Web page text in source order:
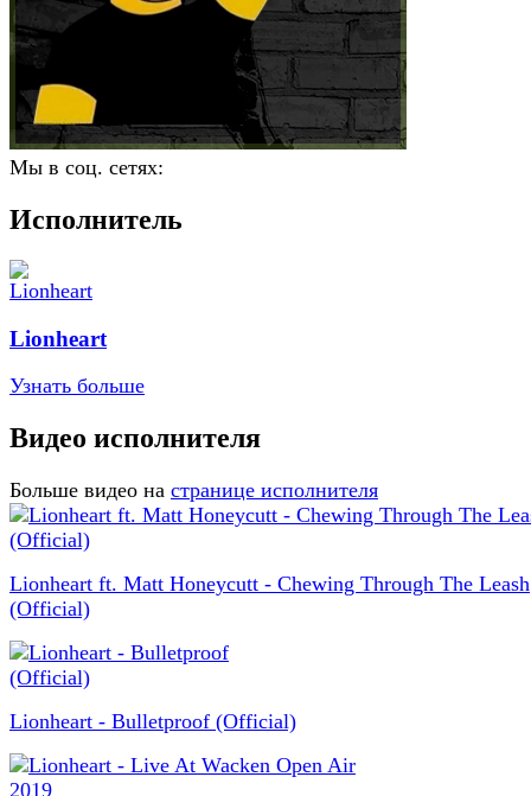
Мы в соц. сетях:
Исполнитель
Lionheart
Узнать больше
Видео исполнителя
Больше видео на странице исполнителя
Lionheart ft. Matt Honeycutt - Chewing Through The Leash
(Official)
Lionheart - Bulletproof (Official)